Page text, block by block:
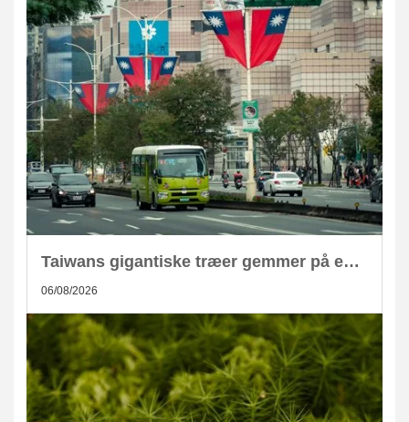
Taiwans gigantiske træer gemmer på enorm CO2-lagring
06/08/2026